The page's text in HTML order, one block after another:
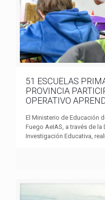
51 ESCUELAS
PROVINCIA
OPERATIVO
El Ministerio de Educación
Fuego AeIAS, a través de
Investigación Educativa,